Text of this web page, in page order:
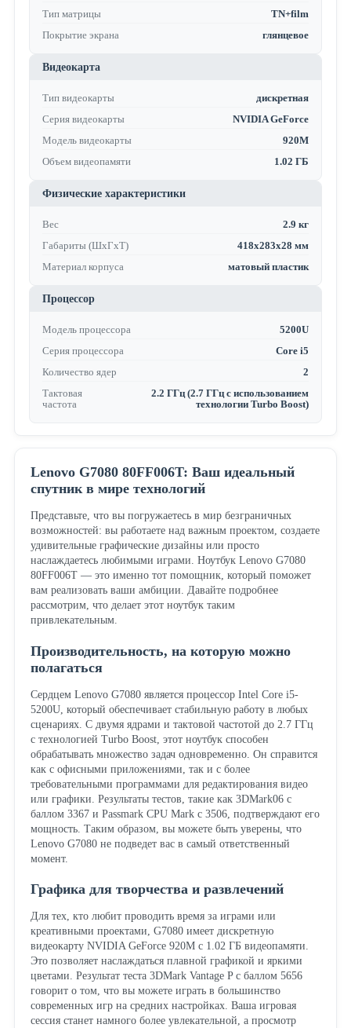
Тип матрицы
TN+film
Покрытие экрана
глянцевое
Видеокарта
Тип видеокарты
дискретная
Серия видеокарты
NVIDIA GeForce
Модель видеокарты
920M
Объем видеопамяти
1.02 ГБ
Физические характеристики
Вес
2.9 кг
Габариты (ШхГхТ)
418х283х28 мм
Материал корпуса
матовый пластик
Процессор
Модель процессора
5200U
Серия процессора
Core i5
Количество ядер
2
Тактовая
частота
2.2 ГГц (2.7 ГГц с использованием
технологии Turbo Boost)
Lenovo G7080 80FF006T: Ваш идеальный
спутник в мире технологий
Представьте, что вы погружаетесь в мир безграничных
возможностей: вы работаете над важным проектом, создаете
удивительные графические дизайны или просто
наслаждаетесь любимыми играми. Ноутбук Lenovo G7080
80FF006T — это именно тот помощник, который поможет
вам реализовать ваши амбиции. Давайте подробнее
рассмотрим, что делает этот ноутбук таким
привлекательным.
Производительность, на которую можно
полагаться
Сердцем Lenovo G7080 является процессор Intel Core i5-
5200U, который обеспечивает стабильную работу в любых
сценариях. С двумя ядрами и тактовой частотой до 2.7 ГГц
с технологией Turbo Boost, этот ноутбук способен
обрабатывать множество задач одновременно. Он справится
как с офисными приложениями, так и с более
требовательными программами для редактирования видео
или графики. Результаты тестов, такие как 3DMark06 с
баллом 3367 и Passmark CPU Mark с 3506, подтверждают его
мощность. Таким образом, вы можете быть уверены, что
Lenovo G7080 не подведет вас в самый ответственный
момент.
Графика для творчества и развлечений
Для тех, кто любит проводить время за играми или
креативными проектами, G7080 имеет дискретную
видеокарту NVIDIA GeForce 920M с 1.02 ГБ видеопамяти.
Это позволяет наслаждаться плавной графикой и яркими
цветами. Результат теста 3DMark Vantage P с баллом 5656
говорит о том, что вы можете играть в большинство
современных игр на средних настройках. Ваша игровая
сессия станет намного более увлекательной, а просмотр